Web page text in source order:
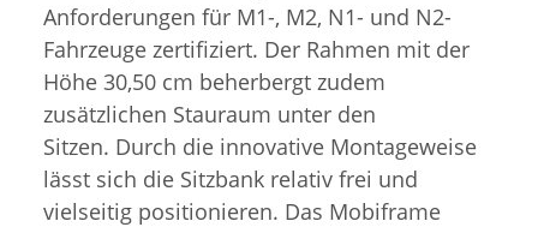
Anforderungen für M1-, M2, N1- und N2-
Fahrzeuge zertifiziert. Der Rahmen mit der
Höhe 30,50 cm beherbergt zudem
zusätzlichen Stauraum unter den
Sitzen. Durch die innovative Montageweise
lässt sich die Sitzbank relativ frei und
vielseitig positionieren. Das Mobiframe